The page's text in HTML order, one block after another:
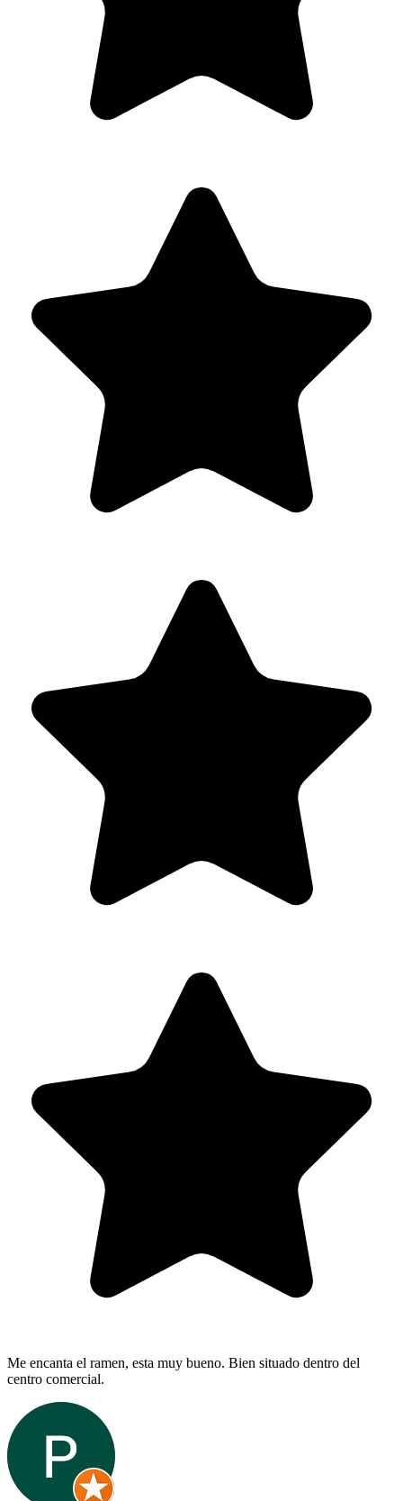
Me encanta el ramen, esta muy bueno. Bien situado dentro del
centro comercial.